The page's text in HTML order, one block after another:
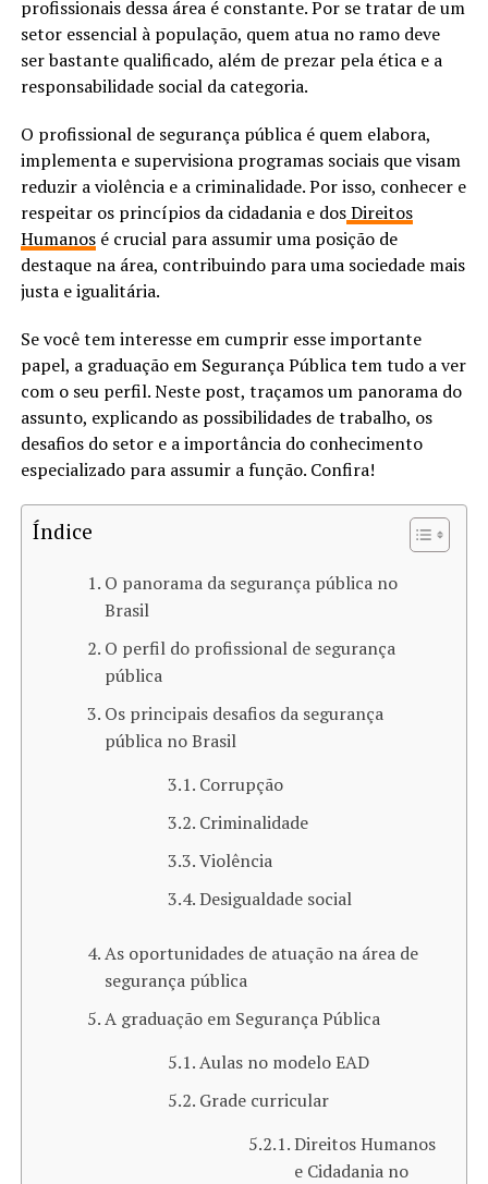
profissionais dessa área é constante. Por se tratar de um
setor essencial à população, quem atua no ramo deve
ser bastante qualificado, além de prezar pela ética e a
responsabilidade social da categoria.
O profissional de segurança pública é quem elabora,
implementa e supervisiona programas sociais que visam
reduzir a violência e a criminalidade. Por isso, conhecer e
respeitar os princípios da cidadania e dosDireitos
Humanosé crucial para assumir uma posição de
destaque na área, contribuindo para uma sociedade mais
justa e igualitária.
Se você tem interesse em cumprir esse importante
papel, a graduação em Segurança Pública tem tudo a ver
com o seu perfil. Neste post, traçamos um panorama do
assunto, explicando as possibilidades de trabalho, os
desafios do setor e a importância do conhecimento
especializado para assumir a função. Confira!
Índice
O panorama da segurança pública no
Brasil
O perfil do profissional de segurança
pública
Os principais desafios da segurança
pública no Brasil
Corrupção
Criminalidade
Violência
Desigualdade social
As oportunidades de atuação na área de
segurança pública
A graduação em Segurança Pública
Aulas no modelo EAD
Grade curricular
Direitos Humanos
e Cidadania no